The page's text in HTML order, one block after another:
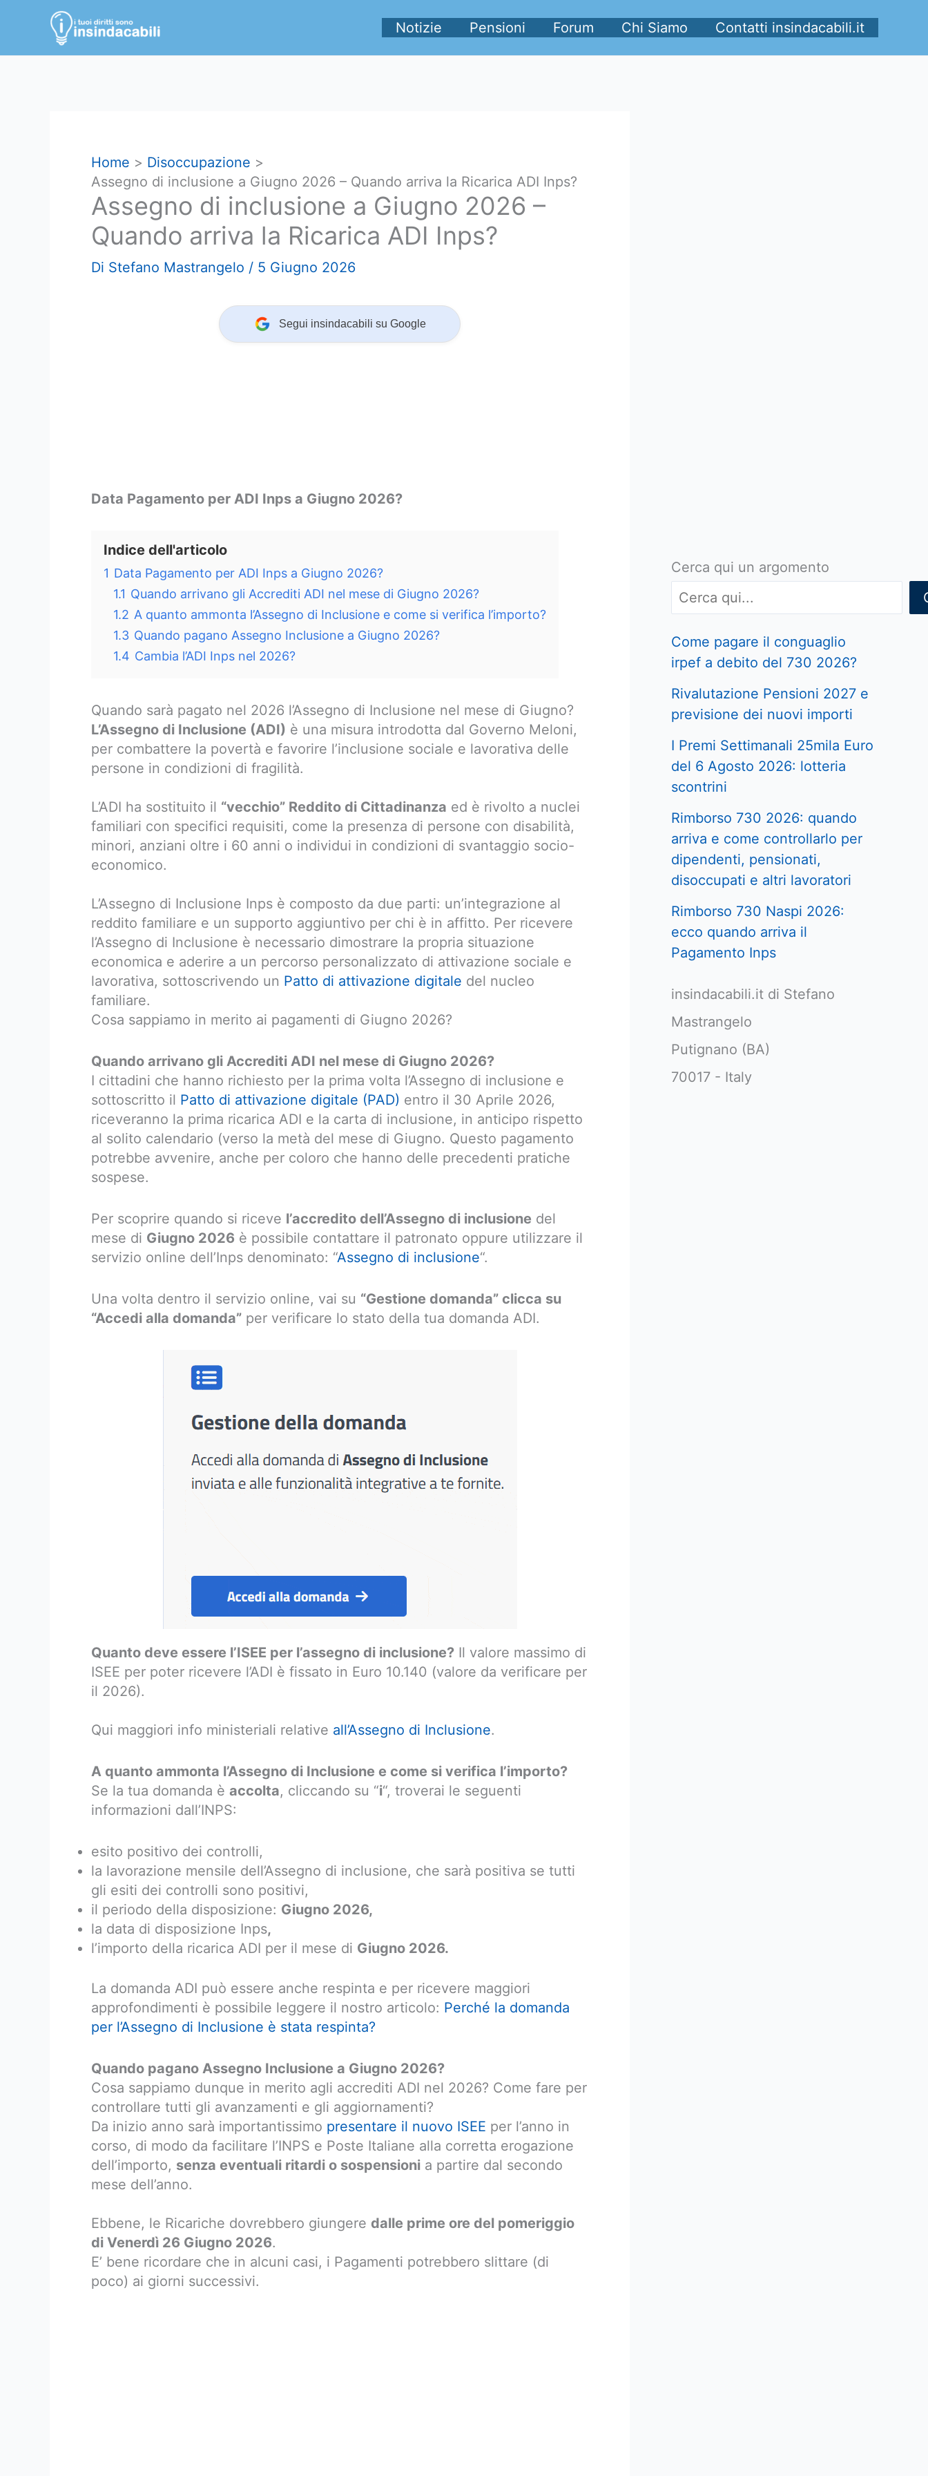
contenuto
Notizie Pensioni Forum Chi Siamo Contatti insindacabili.it
Home
Disoccupazione
Assegno di inclusione a Giugno 2026 – Quando arriva la Ricarica ADI Inps?
Assegno di inclusione a Giugno 2026 –
Quando arriva la Ricarica ADI Inps?
Di Stefano Mastrangelo / 5 Giugno 2026
Segui insindacabili su Google
Data Pagamento per ADI Inps a Giugno 2026?
Indice dell'articolo
1 Data Pagamento per ADI Inps a Giugno 2026?
1.1 Quando arrivano gli Accrediti ADI nel mese di Giugno 2026?
1.2 A quanto ammonta l’Assegno di Inclusione e come si verifica l’importo?
1.3 Quando pagano Assegno Inclusione a Giugno 2026?
1.4 Cambia l’ADI Inps nel 2026?
Quando sarà pagato nel 2026 l’Assegno di Inclusione nel mese di Giugno?
L’Assegno di Inclusione (ADI) è una misura introdotta dal Governo Meloni,
per combattere la povertà e favorire l’inclusione sociale e lavorativa delle
persone in condizioni di fragilità.
L’ADI ha sostituito il “vecchio” Reddito di Cittadinanza ed è rivolto a nuclei
familiari con specifici requisiti, come la presenza di persone con disabilità,
minori, anziani oltre i 60 anni o individui in condizioni di svantaggio socio-
economico.
L’Assegno di Inclusione Inps è composto da due parti: un’integrazione al
reddito familiare e un supporto aggiuntivo per chi è in affitto. Per ricevere
l’Assegno di Inclusione è necessario dimostrare la propria situazione
economica e aderire a un percorso personalizzato di attivazione sociale e
lavorativa, sottoscrivendo un Patto di attivazione digitale del nucleo
familiare.
Cosa sappiamo in merito ai pagamenti di Giugno 2026?
Quando arrivano gli Accrediti ADI nel mese di Giugno 2026?
I cittadini che hanno richiesto per la prima volta l’Assegno di inclusione e
sottoscritto il Patto di attivazione digitale (PAD) entro il 30 Aprile 2026,
riceveranno la prima ricarica ADI e la carta di inclusione, in anticipo rispetto
al solito calendario (verso la metà del mese di Giugno. Questo pagamento
potrebbe avvenire, anche per coloro che hanno delle precedenti pratiche
sospese.
Per scoprire quando si riceve l’accredito dell’Assegno di inclusione del
mese di Giugno 2026 è possibile contattare il patronato oppure utilizzare il
servizio online dell’Inps denominato: “Assegno di inclusione“.
Una volta dentro il servizio online, vai su “Gestione domanda” clicca su
“Accedi alla domanda” per verificare lo stato della tua domanda ADI.
Quanto deve essere l’ISEE per l’assegno di inclusione? Il valore massimo di
ISEE per poter ricevere l’ADI è fissato in Euro 10.140 (valore da verificare per
il 2026).
Qui maggiori info ministeriali relative all’Assegno di Inclusione.
A quanto ammonta l’Assegno di Inclusione e come si verifica l’importo?
Se la tua domanda è accolta, cliccando su “i“, troverai le seguenti
informazioni dall’INPS:
esito positivo dei controlli,
la lavorazione mensile dell’Assegno di inclusione, che sarà positiva se tutti
gli esiti dei controlli sono positivi,
il periodo della disposizione: Giugno 2026,
la data di disposizione Inps,
l’importo della ricarica ADI per il mese di Giugno 2026.
La domanda ADI può essere anche respinta e per ricevere maggiori
approfondimenti è possibile leggere il nostro articolo: Perché la domanda
per l’Assegno di Inclusione è stata respinta?
Quando pagano Assegno Inclusione a Giugno 2026?
Cosa sappiamo dunque in merito agli accrediti ADI nel 2026? Come fare per
controllare tutti gli avanzamenti e gli aggiornamenti?
Da inizio anno sarà importantissimo presentare il nuovo ISEE per l’anno in
corso, di modo da facilitare l’INPS e Poste Italiane alla corretta erogazione
dell’importo, senza eventuali ritardi o sospensioni a partire dal secondo
mese dell’anno.
Ebbene, le Ricariche dovrebbero giungere dalle prime ore del pomeriggio
di Venerdì 26 Giugno 2026.
E’ bene ricordare che in alcuni casi, i Pagamenti potrebbero slittare (di
poco) ai giorni successivi.
Cerca qui un argomento
Come pagare il conguaglio
irpef a debito del 730 2026?
Rivalutazione Pensioni 2027 e
previsione dei nuovi importi
I Premi Settimanali 25mila Euro
del 6 Agosto 2026: lotteria
scontrini
Rimborso 730 2026: quando
arriva e come controllarlo per
dipendenti, pensionati,
disoccupati e altri lavoratori
Rimborso 730 Naspi 2026:
ecco quando arriva il
Pagamento Inps
insindacabili.it di Stefano
Mastrangelo
Putignano (BA)
70017 - Italy